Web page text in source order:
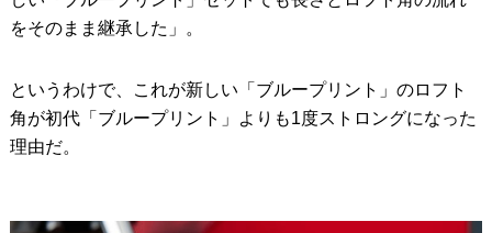
をそのまま継承した」。
というわけで、これが新しい「ブループリント」のロフト
角が初代「ブループリント」よりも1度ストロングになった
理由だ。